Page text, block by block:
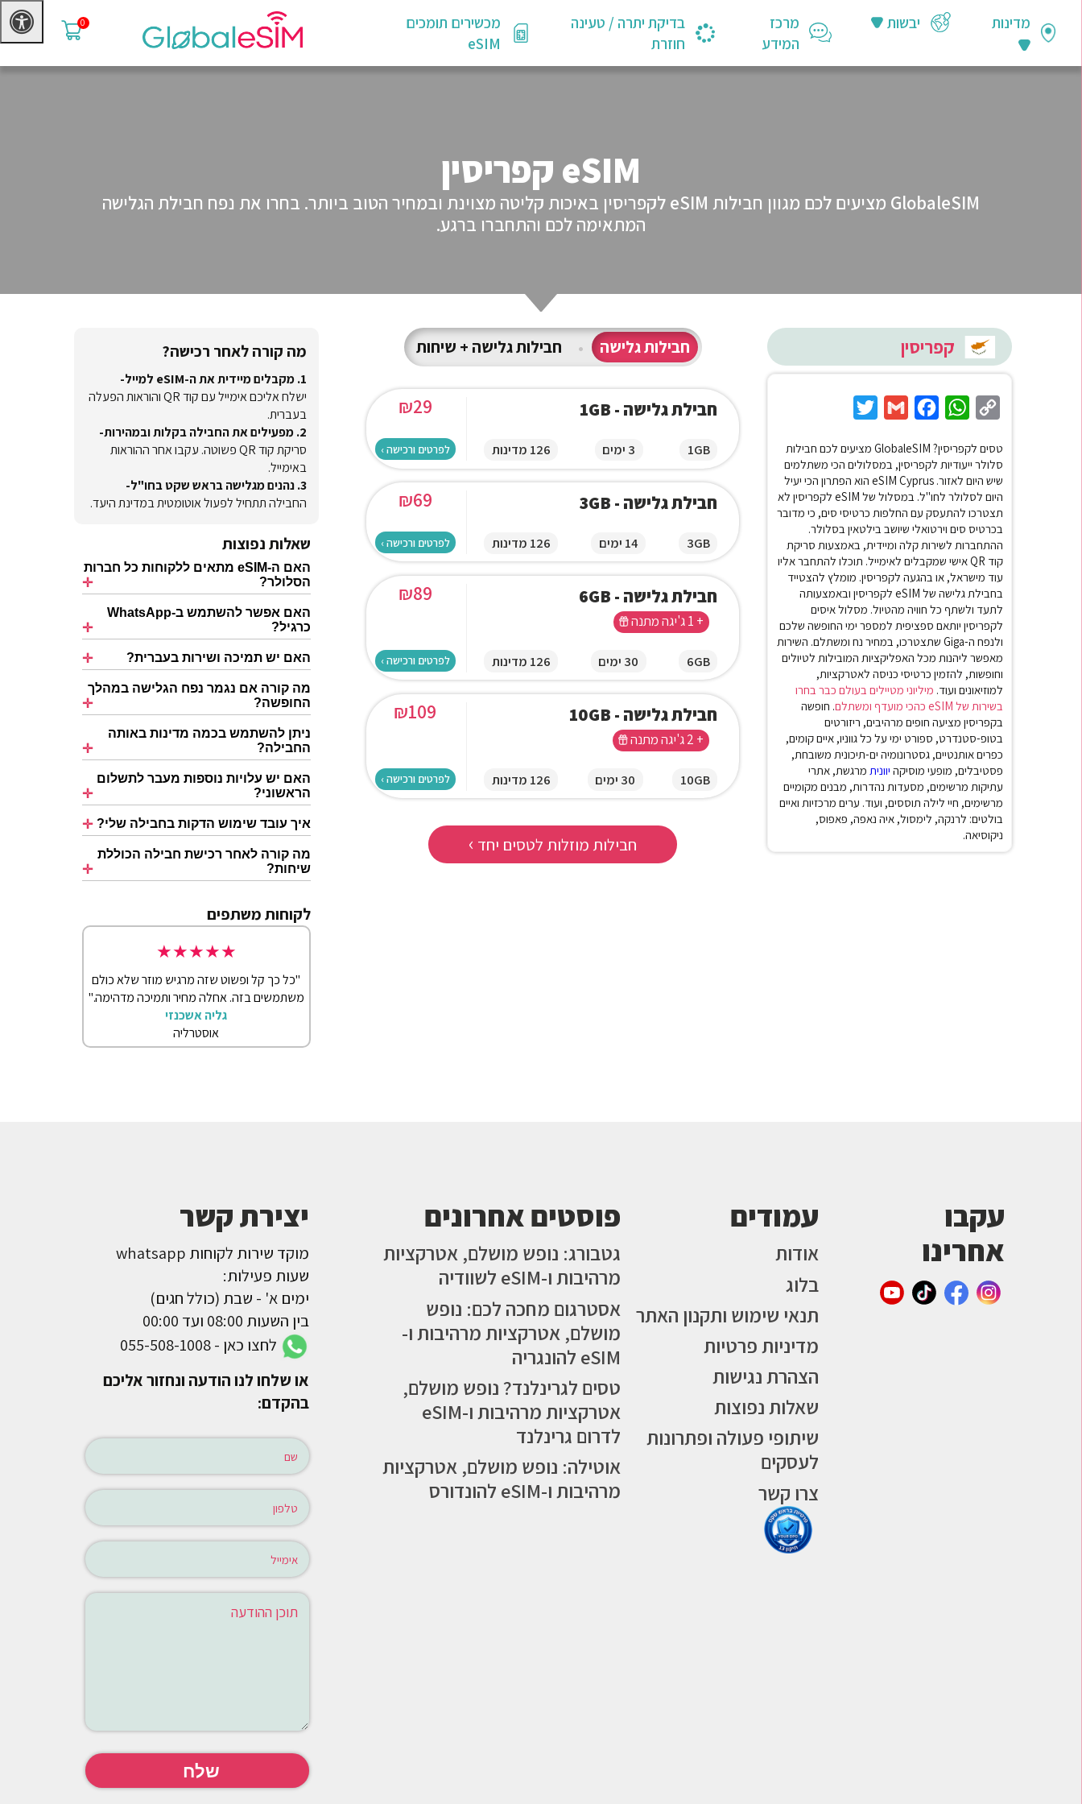
0 מדינות יבשות
מרכז
המידע
בדיקת יתרה / טעינה
חוזרת
מכשירים תומכים
eSIM
eSIM קפריסין
GlobaleSIM מציעים לכם מגוון חבילות eSIM לקפריסין באיכות קליטה מצוינת ובמחיר הטוב ביותר. בחרו את נפח חבילת הגלישה
המתאימה לכם והתחברו ברגע.
קפריסין
Copy
WhatsApp
Facebook
Gmail
טסים לקפריסין? GlobaleSIM מציעים לכם חבילות
סלולר ייעודיות לקפריסין, במסלולים הכי משתלמים
שיש היום לאזור. eSIM Cyprus
הוא הפתרון הכי יעיל
היום לסלולר לחו"ל. במסלול של eSIM לקפריסין לא
תצטרכו להתעסק עם החלפות כרטיסי סים, כי מדובר
בכרטיס סים וירטואלי שיושב בילטאין בסלולר.
ההתחברות לשירות קלה ומיידית, באמצעות סריקת
קוד QR אישי שמקבלים לאימייל. תוכלו להתחבר אליו
עוד מישראל, או בהגעה לקפריסין. מומלץ להצטייד
בחבילת גלישה של eSIM לקפריסין ובאמצעותה
לתעד ולשתף כל חוויה מהטיול. מסלול איסים
לקפריסין יותאם ספציפית למספר ימי החופשה שלכם
ולנפח ה-Giga שתצטרכו, במחיר נח ומשתלם. השירות
מאפשר ליהנות מכל האפליקציות המובילות לטיולים
וחופשות, להזמין כרטיסי כניסה לאטרקציות,
למוזיאונים ועוד. מיליוני מטיילים בעולם כבר בחרו
בשירות של eSIM כהכי מועדף ומשתלם
. חופשה
בקפריסין מציעה חופים מרהיבים, ריזורטים
בטופ-סטנדרט, ספורט ימי על כל גווניו, איים קומים,
כפרים אותנטיים, גסטרונומיה ים-תיכונית משובחת,
פסטיבלים, מופעי מוסיקה יוונית מרגשת, אתרי
עתיקות מרשימים, מסעדות נהדרות, מבנים מקומיים
מרשימים, חיי לילה תוססים, ועוד. ערים מרכזיות ואיים
בולטים: לרנקה, לימסול, איה נאפה, פאפוס,
ניקוסיאה.
חבילות גלישה • חבילות גלישה + שיחות
חבילת גלישה - 1GB
1GB 3 ימים 126 מדינות
₪29
לפרטים ורכישה ›
חבילת גלישה - 3GB
3GB 14 ימים 126 מדינות
₪69
לפרטים ורכישה ›
חבילת גלישה - 6GB
+ 1 ג'יגה מתנה
6GB 30 ימים 126 מדינות
₪89
לפרטים ורכישה ›
חבילת גלישה - 10GB
+ 2 ג'יגה מתנה
10GB 30 ימים 126 מדינות
₪109
לפרטים ורכישה ›
חבילות מוזלות לטסים יחד ›
מה קורה לאחר רכישה?
1. מקבלים מיידית את ה-eSIM למייל-
ישלח אליכם אימייל עם קוד QR והוראות הפעלה
בעברית.
2. מפעילים את החבילה בקלות ובמהירות-
סריקת קוד QR פשוטה. עקבו אחר ההוראות
באימייל.
3. נהנים מגלישה בראש שקט בחו"ל-
החבילה תתחיל לפעול אוטומטית במדינת היעד.
שאלות נפוצות
האם ה-eSIM מתאים ללקוחות כל חברות
הסלולר?
האם אפשר להשתמש ב-WhatsApp
כרגיל?
האם יש תמיכה ושירות בעברית?
מה קורה אם נגמר נפח הגלישה במהלך
החופשה?
ניתן להשתמש בכמה מדינות באותה
החבילה?
האם יש עלויות נוספות מעבר לתשלום
הראשוני?
איך עובד שימוש הדקות בחבילה שלי?
מה קורה לאחר רכישת חבילה הכוללת
שיחות?
לקוחות משתפים
★
★
★
★
★
"כל כך קל ופשוט שזה מרגיש מוזר שלא כולם
משתמשים בזה. אחלה מחיר ותמיכה מדהימה."
גליה אשכנזי
אוסטרליה
עקבו
אחרינו
עמודים
אודות
בלוג
תנאי שימוש ותקנון האתר
מדיניות פרטיות
הצהרת נגישות
שאלות נפוצות
שיתופי פעולה ופתרונות
לעסקים
צרו קשר
פוסטים אחרונים
גטבורג: נופש מושלם, אטרקציות
מרהיבות ו-eSIM לשוודיה
אסטרגום מחכה לכם: נופש
מושלם, אטרקציות מרהיבות ו-
eSIM להונגריה
טסים לגרינלנד? נופש מושלם,
אטרקציות מרהיבות ו-eSIM
לדרום גרינלנד
אוטילה: נופש מושלם, אטרקציות
מרהיבות ו-eSIM להונדורס
יצירת קשר
מוקד שירות לקוחות whatsapp
שעות פעילות:
ימים א' - שבת (כולל חגים)
בין השעות 08:00 ועד 00:00
לחצו כאן - 055-508-1008
או שלחו לנו הודעה ונחזור אליכם
בהקדם: